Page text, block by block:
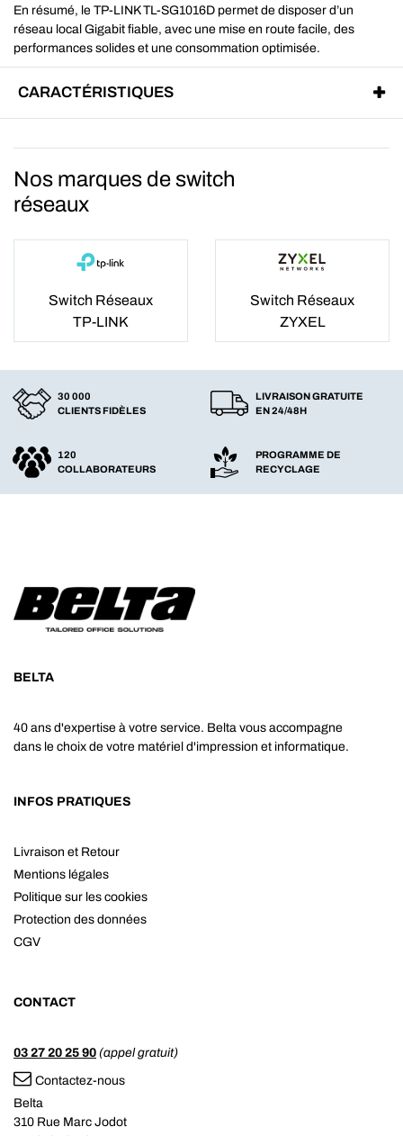
En résumé, le TP-LINK TL-SG1016D permet de disposer d’un
réseau local Gigabit fiable, avec une mise en route facile, des
performances solides et une consommation optimisée.
CARACTÉRISTIQUES
Nos marques de switch
réseaux
Switch Réseaux
TP-LINK
Switch Réseaux
ZYXEL
30 000
CLIENTS FIDÈLES
LIVRAISON GRATUITE
EN 24/48H
120
COLLABORATEURS
PROGRAMME DE
RECYCLAGE
BELTA
40 ans d'expertise à votre service. Belta vous accompagne
dans le choix de votre matériel d'impression et informatique.
INFOS PRATIQUES
Livraison et Retour
Mentions légales
Politique sur les cookies
Protection des données
CGV
CONTACT
03 27 20 25 90 (appel gratuit)
Contactez-nous
Belta
310 Rue Marc Jodot